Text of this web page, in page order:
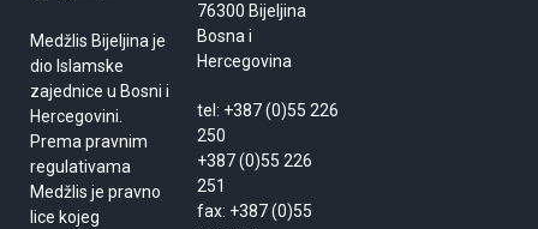
Medžlis Bijeljina je
dio Islamske
zajednice u Bosni i
Hercegovini.
Prema pravnim
regulativama
Medžlis je pravno
lice kojeg
76300 Bijeljina
Bosna i
Hercegovina
tel: +387 (0)55 226
250
+387 (0)55 226
251
fax: +387 (0)55